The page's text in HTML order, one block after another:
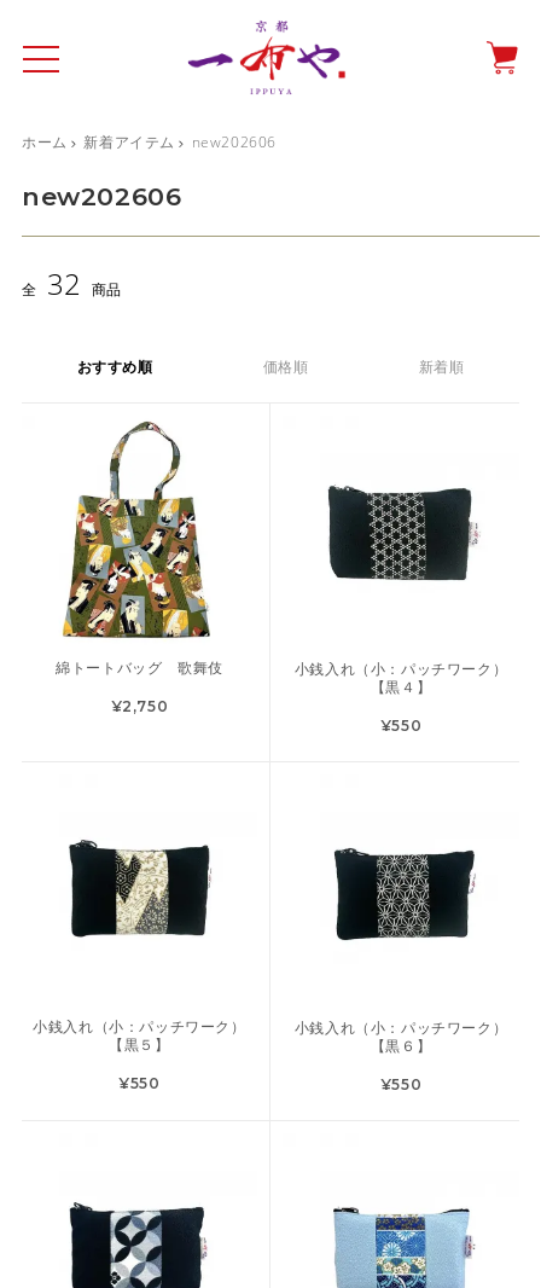
ド 一布やについて 商品をみる
抗ウイルス・抗菌マスクケース
テーブルウエア特集
ホーム 新着アイテム new202606
new202606
全 32 商品
おすすめ順 価格順 新着順
綿トートバッグ 歌舞伎
¥2,750
小銭入れ（小：パッチワーク）
【黒４】
¥550
小銭入れ（小：パッチワーク）
【黒５】
¥550
小銭入れ（小：パッチワーク）
【黒６】
¥550